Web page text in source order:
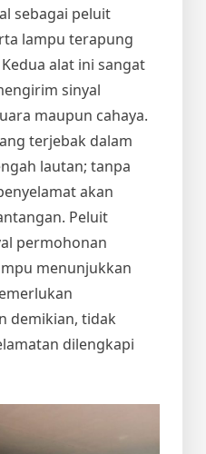
sebagai peluit
lampu terapung
alat ini sangat
sinyal
maupun cahaya.
terjebak dalam
lautan; tanpa
akan
Peluit
permohonan
menunjukkan
demikian, tidak
dilengkapi